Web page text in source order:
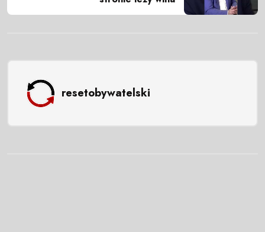
resetobywatelski